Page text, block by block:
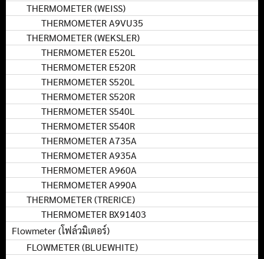
THERMOMETER (WEISS)
THERMOMETER A9VU35
THERMOMETER (WEKSLER)
THERMOMETER E520L
THERMOMETER E520R
THERMOMETER S520L
THERMOMETER S520R
THERMOMETER S540L
THERMOMETER S540R
THERMOMETER A735A
THERMOMETER A935A
THERMOMETER A960A
THERMOMETER A990A
THERMOMETER (TRERICE)
THERMOMETER BX91403
Flowmeter (โฟล์วมิเตอร์)
FLOWMETER (BLUEWHITE)